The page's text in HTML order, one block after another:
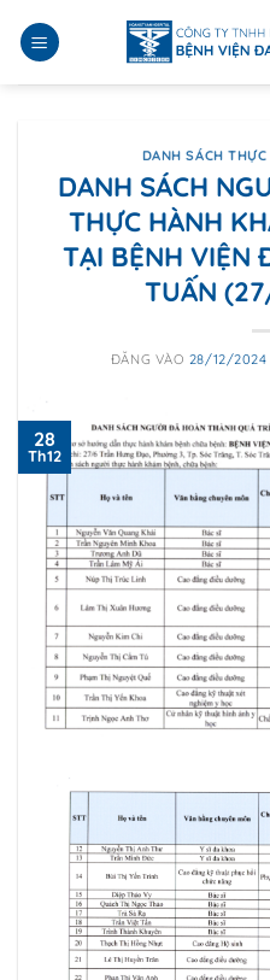
qua
DANH SÁCH
DANH SÁCH
THỰC HÀNH
TẠI BỆNH VIỆN
TUẤN
ĐĂNG VÀO 28/12/2024
28
Th12